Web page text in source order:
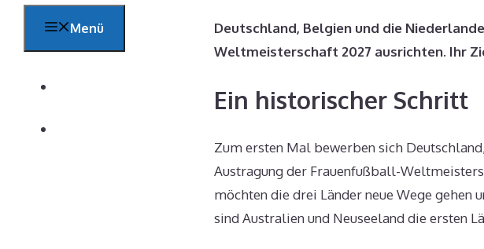
Menü
Deutschland, Belgien und die
Weltmeisterschaft 2027 ausrichten. Ihr
Ein historischer Schritt
Zum ersten Mal bewerben sich
Austragung der Frauenfußball-
möchten die drei Länder neue Wege gehen
sind Australien und Neuseeland die ersten